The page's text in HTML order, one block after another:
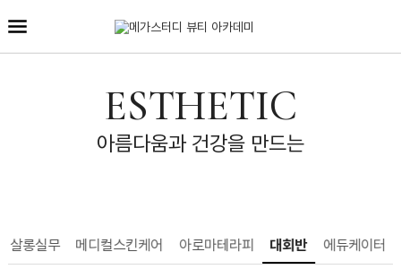
ESTHETIC
아름다움과 건강을 만드는
살롱실무 메디컬스킨케어 아로마테라피 대회반 에듀케이터